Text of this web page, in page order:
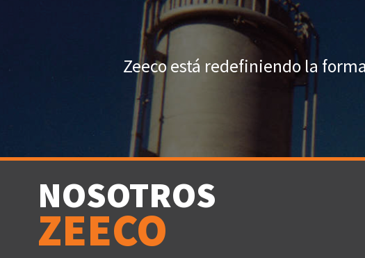
Zeeco está redefiniendo la
NOSOTROS
ZEECO